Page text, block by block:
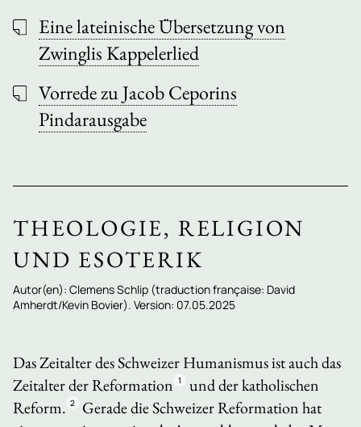
Eine lateinische Übersetzung von
Zwinglis Kappelerlied
Vorrede zu Jacob Ceporins
Pindarausgabe
THEOLOGIE, RELIGION
UND ESOTERIK
Autor(en): Clemens Schlip (traduction française: David
Amherdt/Kevin Bovier). Version: 07.05.2025
Das Zeitalter des Schweizer Humanismus ist auch das
Zeitalter der Reformation 1
und der katholischen
Reform. 2
Gerade die Schweizer Reformation hat